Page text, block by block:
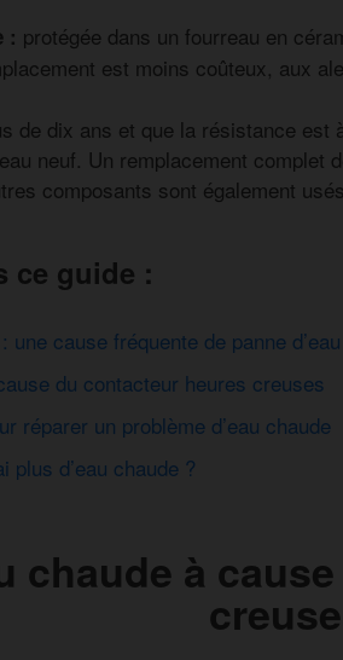
: protégée dans un fourreau en
est moins coûteux, aux
de dix ans et que la résistance
neuf. Un remplacement complet
composants sont également usés.
ce guide :
cause fréquente de panne
du contacteur heures creuses
réparer un problème d’eau chaude
plus d’eau chaude ?
chaude à